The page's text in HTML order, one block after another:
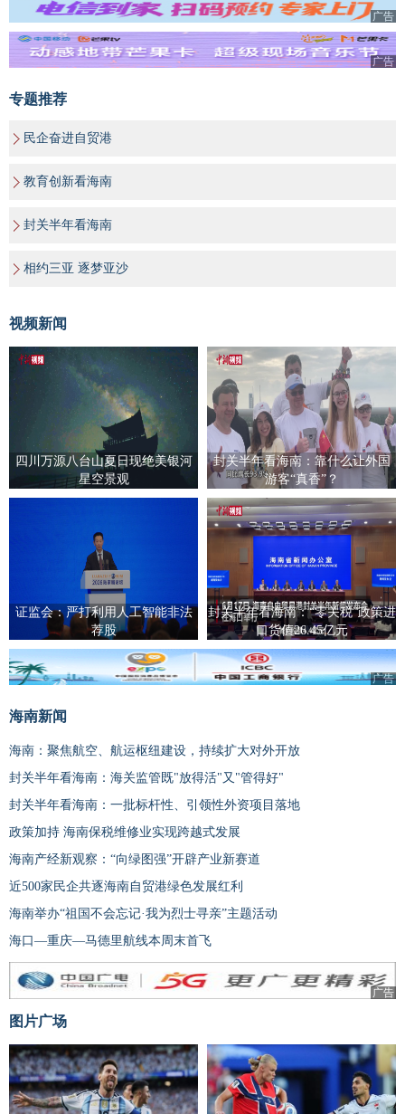
广告
广告
专题推荐
民企奋进自贸港
教育创新看海南
封关半年看海南
相约三亚 逐梦亚沙
视频新闻
四川万源八台山夏日现绝美银河
星空景观
封关半年看海南：靠什么让外国
游客“真香”？
证监会：严打利用人工智能非法
荐股
封关半年看海南：“零关税”政策进
口货值26.45亿元
广告
海南新闻
海南：聚焦航空、航运枢纽建设，持续扩大对外开放
封关半年看海南：海关监管既"放得活"又"管得好"
封关半年看海南：一批标杆性、引领性外资项目落地
政策加持 海南保税维修业实现跨越式发展
海南产经新观察：“向绿图强”开辟产业新赛道
近500家民企共逐海南自贸港绿色发展红利
海南举办“祖国不会忘记·我为烈士寻亲”主题活动
海口—重庆—马德里航线本周末首飞
广告
图片广场